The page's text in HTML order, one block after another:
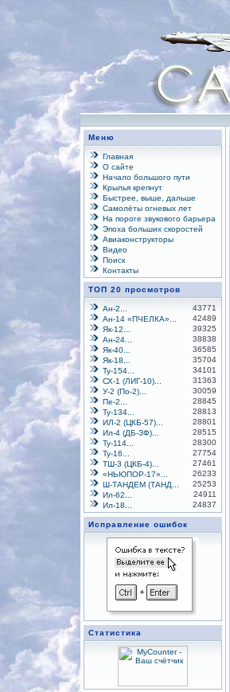
Меню
Главная
О сайте
Начало большого пути
Крылья крепнут
Быстрее, выше, дальше
Самолёты огневых лет
На пороге звукового барьера
Эпоха больших скоростей
Авиаконструкторы
Видео
Поиск
Контакты
ТОП 20 просмотров
Ан-2...
43771
Ан-14 «ПЧЕЛКА»...
42489
Як-12...
39325
Ан-24...
38838
Як-40...
36585
Як-18...
35704
Ту-154...
34101
СХ-1 (ЛИГ-10)...
31363
У-2 (По-2)...
30059
Пе-2...
28845
Ту-134...
28813
ИЛ-2 (ЦКБ-57)...
28801
Ил-4 (ДБ-ЗФ)...
28515
Ту-114...
28300
Ту-16...
27754
ТШ-3 (ЦКБ-4)...
27461
«НЬЮПОР-17»...
26233
Ш-ТАНДЕМ (ТАНД...
25253
Ил-62...
24911
Ил-18...
24837
Исправление ошибок
Статистика